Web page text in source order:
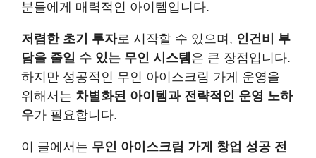
분들에게 매력적인 아이템입니다.
저렴한 초기 투자로 시작할 수 있으며, 인건비 부
담을 줄일 수 있는 무인 시스템 은 큰 장점입니다.
하지만 성공적인 무인 아이스크림 가게 운영을
위해서는 차별화된 아이템과 전략적인 운영 노하
우가 필요합니다.
이 글에서는 무인 아이스크림 가게 창업 성공 전